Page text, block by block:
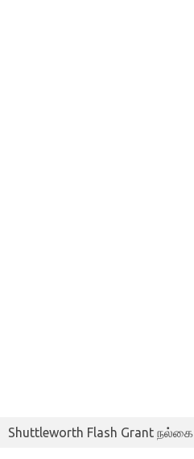
Shuttleworth Flash Grant நல்கை